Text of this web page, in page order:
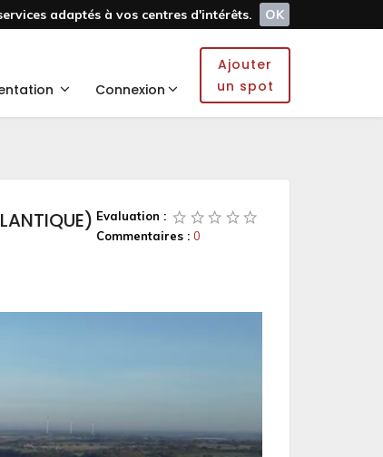
adaptés à vos centres d'intérêts.
OK
Connexion
Ajouter
un spot
Evaluation :
Commentaires : 0